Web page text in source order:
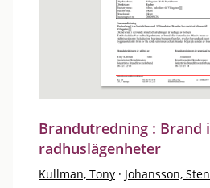
Brandutredning : Brand i
radhuslägenheter
Kullman, Tony · Johansson, Sten